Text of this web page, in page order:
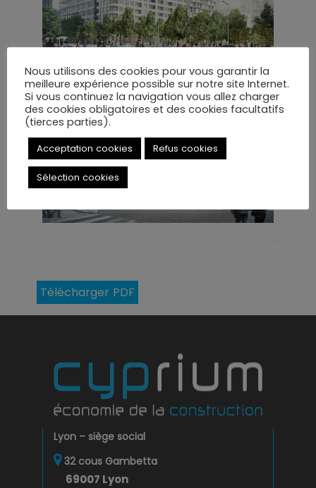
Télécharger PDF
Lyon – siège social
32 cous Gambetta
69007 Lyon
Nous utilisons des cookies pour vous garantir la
meilleure expérience possible sur notre site Internet.
Si vous continuez la navigation vous allez charger
des cookies obligatoires et des cookies facultatifs
(tierces parties).
Acceptation cookies Refus cookies
Sélection cookies